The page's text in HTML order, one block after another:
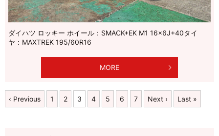
ダイハツ ロッキー ホイール：SMACK+EK M1 16×6J+40タイ
ヤ：MAXTREK 195/60R16
MORE
‹ Previous 1 2 3 4 5 6 7 Next › Last »